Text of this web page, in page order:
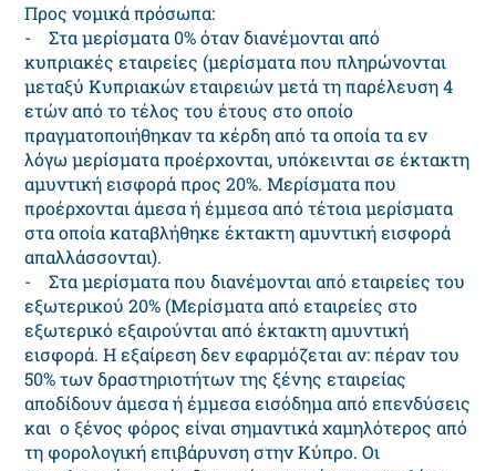
Προς νομικά πρόσωπα:
- Στα μερίσματα 0% όταν διανέμονται από
κυπριακές εταιρείες (μερίσματα που πληρώνονται
μεταξύ Κυπριακών εταιρειών μετά τη παρέλευση 4
ετών από το τέλος του έτους στο οποίο
πραγματοποιήθηκαν τα κέρδη από τα οποία τα εν
λόγω μερίσματα προέρχονται, υπόκεινται σε έκτακτη
αμυντική εισφορά προς 20%. Μερίσματα που
προέρχονται άμεσα ή έμμεσα από τέτοια μερίσματα
στα οποία καταβλήθηκε έκτακτη αμυντική εισφορά
απαλλάσσονται).
- Στα μερίσματα που διανέμονται από εταιρείες του
εξωτερικού 20% (Μερίσματα από εταιρείες στο
εξωτερικό εξαιρούνται από έκτακτη αμυντική
εισφορά. Η εξαίρεση δεν εφαρμόζεται αν: πέραν του
50% των δραστηριοτήτων της ξένης εταιρείας
αποδίδουν άμεσα ή έμμεσα εισόδημα από επενδύσεις
και ο ξένος φόρος είναι σημαντικά χαμηλότερος από
τη φορολογική επιβάρυνση στην Κύπρο. Οι